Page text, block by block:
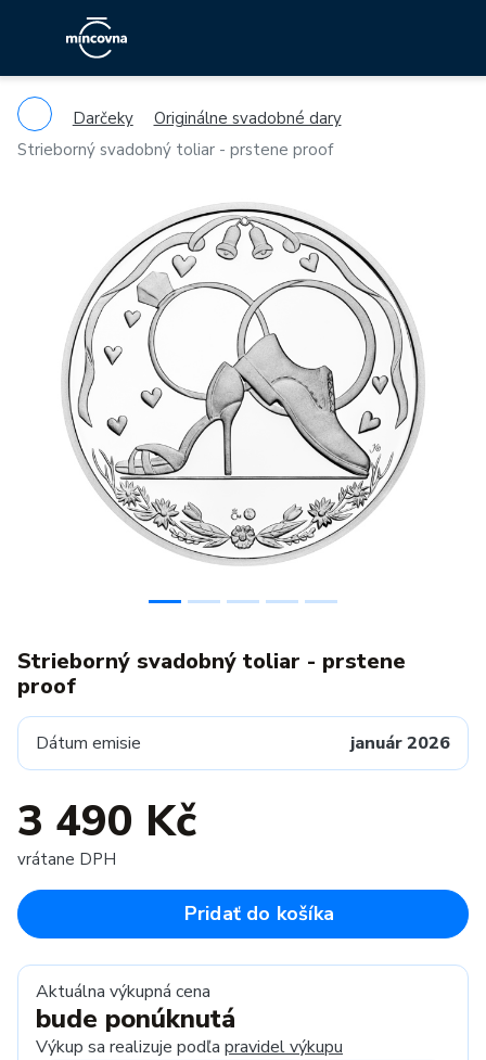
Darčeky
Originálne svadobné dary
Strieborný svadobný toliar - prstene proof
Previous
Strieborný svadobný toliar - prstene
proof
Dátum emisie január 2026
3 490 Kč
vrátane DPH
Pridať do košíka
Aktuálna výkupná cena
bude ponúknutá
Výkup sa realizuje podľa pravidel výkupu